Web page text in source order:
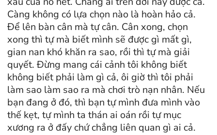
Càng không có lựa chọn nào là hoàn hảo cả.
Để lên bàn cân mà tự cân. Cân xong, chọn
xong thì tự mà biết mình sẽ được gì mất gì,
gian nan khó khăn ra sao, rồi thì tự mà giải
quyết. Đừng mang cái cảnh tôi không biết
không biết phải làm gì cả, ôi giờ thì tôi phải
làm sao làm sao ra mà chơi trò nạn nhân. Nếu
bạn đang ở đó, thì bạn tự mình đưa mình vào
thế kẹt, tự mình ta thán ai oán rồi tự mục
xương ra ở đấy chứ chẳng liên quan gì ai cả.